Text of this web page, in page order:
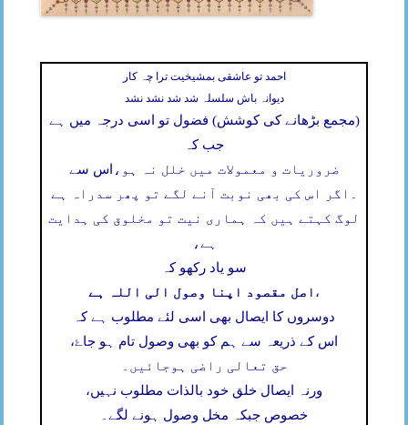
احمد تو عاشقی بمشیخیت ترا چہ کار
دیوانہ باش سلسلہ شد شد نشد نشد
(مجمع بڑھانے کی کوشش) فضول تو اسی درجہ میں ہے
جب کہ
اس سے ضروریات و معمولات میں خلل نہ ہو،
اگر اس کی بھی نوبت آنے لگے تو پھر سدراہ ہے
لوگ کہتے ہیں کہ ہماری نیت تو مخلوق کی ہدایت
ہے،
سو یاد رکھو کہ
اصل مقصود اپنا وصول الی اللہ ہے ،
دوسروں کا ایصال بھی اسی لئے مطلوب ہے کہ
اس کے ذریعہ سے ہم کو بھی وصول تام ہو جاۓ،
حق تعالی راضی ہوجائیں۔
ورنہ ایصال خلق خود بالذات مطلوب نہیں،
خصوص جبکہ مخل وصول ہونے لگے۔